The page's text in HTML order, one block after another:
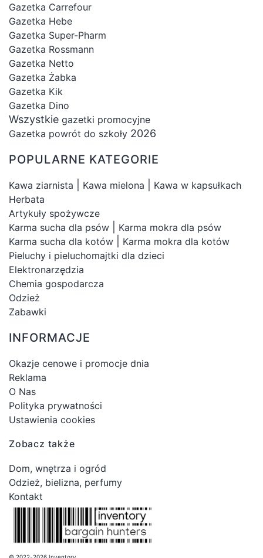
Gazetka Carrefour
Gazetka Hebe
Gazetka Super-Pharm
Gazetka Rossmann
Gazetka Netto
Gazetka Żabka
Gazetka Kik
Gazetka Dino
Wszystkie gazetki promocyjne
Gazetka powrót do szkoły 2026
POPULARNE KATEGORIE
Kawa ziarnista Kawa mielona
Kawa w kapsułkach
Herbata
Artykuły spożywcze
Karma sucha dla psów
Karma mokra dla psów
Karma sucha dla kotów
Karma mokra dla kotów
Pieluchy i pieluchomajtki dla dzieci
Elektronarzędzia
Chemia gospodarcza
Odzież
Zabawki
INFORMACJE
Okazje cenowe i promocje dnia
Reklama
O Nas
Polityka prywatności
Ustawienia cookies
Zobacz także
Dom, wnętrza i ogród
Odzież, bielizna, perfumy
Kontakt